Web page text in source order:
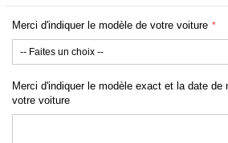
Merci d'indiquer le modèle de votre voiture
Merci d'indiquer le modèle exact et la date de
votre voiture